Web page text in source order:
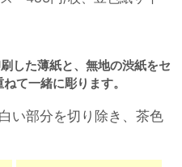
た薄紙と、無地の渋紙をセ
て一緒に彫ります。
部分を切り除き、茶色